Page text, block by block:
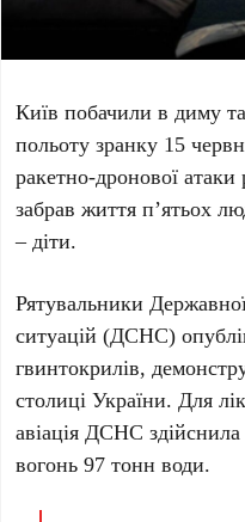
Київ побачили в диму
польоту зранку 15
ракетно-дронової
забрав життяп’ятьох
– діти.
Рятувальники
ситуацій (ДСНС)
гвинтокрилів,
столиці України. Для
авіаціяДСНС
вогонь97 тонн води.